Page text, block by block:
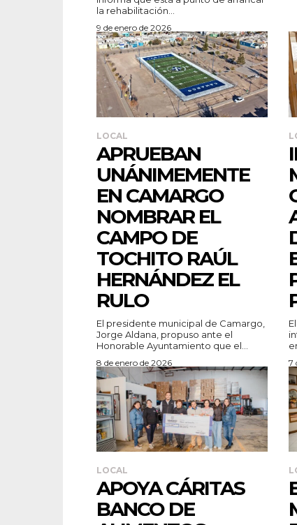
la rehabilitación...
9 de enero de 2026
LOCAL
APRUEBAN
UNÁNIMEMENTE
EN CAMARGO
NOMBRAR EL
CAMPO DE
TOCHITO RAÚL
HERNÁNDEZ EL
RULO
El presidente municipal de Camargo,
Jorge Aldana, propuso ante el
Honorable Ayuntamiento que el...
8 de enero de 2026 7
LOCAL
APOYA CÁRITAS
BANCO DE